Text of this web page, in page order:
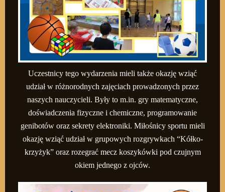
Uczestnicy tego wydarzenia mieli także okazję wziąć
udział w różnorodnych zajęciach prowadzonych przez
naszych nauczycieli. Były to m.in. gry matematyczne,
doświadczenia fizyczne i chemiczne, programowanie
genibotów oraz sekrety elektroniki. Miłośnicy sportu mieli
okazję wziąć udział w grupowych rozgrywkach “Kółko-
krzyżyk” oraz rozegrać mecz koszykówki pod czujnym
okiem jednego z ojców.